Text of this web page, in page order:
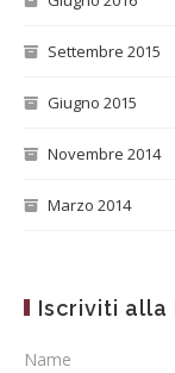
Settembre 2015
Giugno 2015
Novembre 2014
Marzo 2014
Iscriviti alla
Name